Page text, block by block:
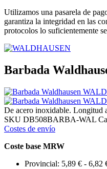
Utilizamos una pasarela de
garantiza la integridad en las
protocolos lo suficientemente
Barbada
De acero inoxidable. Longitud
SKU DB508BARBA-WAL
Costes de envío
Coste base MRW
Provincial: 5,89 € - 6,82